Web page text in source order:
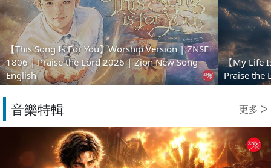
【This Song Is For You】Worship Version | ZNSE
1806 | Praise the Lord 2026 | Zion New Song
English
【My Life
Praise the
音樂特輯 更多 ᐳ